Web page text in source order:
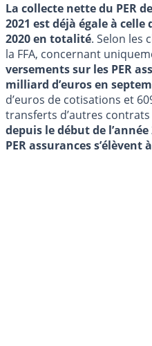
La collecte nette du PER
2021 est déjà égale à celle
2020 en totalité. Selon les
la FFA, concernant
versements sur les PER
milliard d’euros en
d’euros de cotisations et
transferts d’autres
depuis le début de
PER assurances s’élèvent